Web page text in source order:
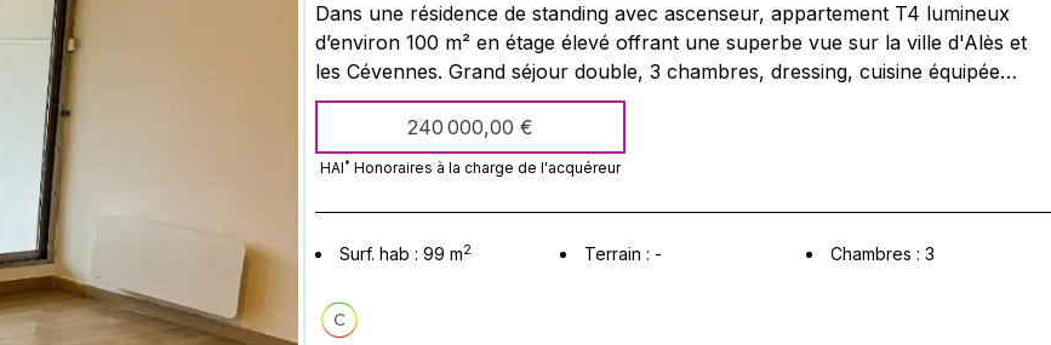
Dans une résidence de standing avec ascenseur, appartement T4 lumineux
d’environ 100 m² en étage élevé offrant une superbe vue sur la ville d'Alès et
les Cévennes. Grand séjour double, 3 chambres, dressing, cuisine équipée
récente, deux salles de bains rénovées, WC séparés. Nombreux travaux
récents, aucun travaux à prévoir. Résidence calme, parking couvert inclus
(rare en centre-ville) et une cave. Proche commerces et commodités.
240 000,00 €
HAI* Honoraires à la charge de l'acquéreur
Surf. hab : 99 m2 Terrain : - Chambres : 3